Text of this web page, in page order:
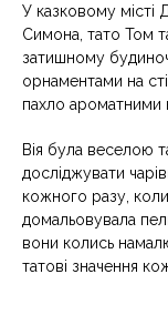
У казковому місті
Симона, тато Том
затишному
орнаментами на
пахло ароматними
Вія була веселою
досліджувати
кожного разу,
домальовувала
вони колись
татові значення